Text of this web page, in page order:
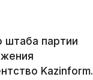
штаба партии
Kazinform.